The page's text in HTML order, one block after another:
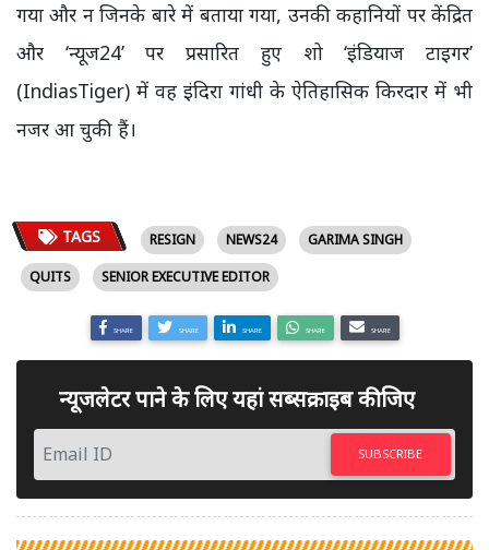
गया और न जिनके बारे में बताया गया, उनकी कहानियों पर केंद्रित
और ‘न्यूज24’ पर प्रसारित हुए शो ‘इंडियाज टाइगर’
(IndiasTiger) में वह इंदिरा गांधी के ऐतिहासिक किरदार में भी
नजर आ चुकी हैं।
TAGS RESIGN NEWS24
GARIMA SINGH
QUITS
SENIOR EXECUTIVE EDITOR
SHARE SHARE SHARE SHARE SHARE
न्यूजलेटर पाने के लिए यहां सब्सक्राइब कीजिए
SUBSCRIBE